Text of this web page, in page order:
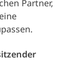
Partner,